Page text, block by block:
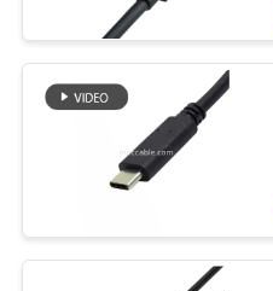
গুণমান
নিয়ন্ত্রণ
সাথে
যোগাযোগ
এলভিডিএস